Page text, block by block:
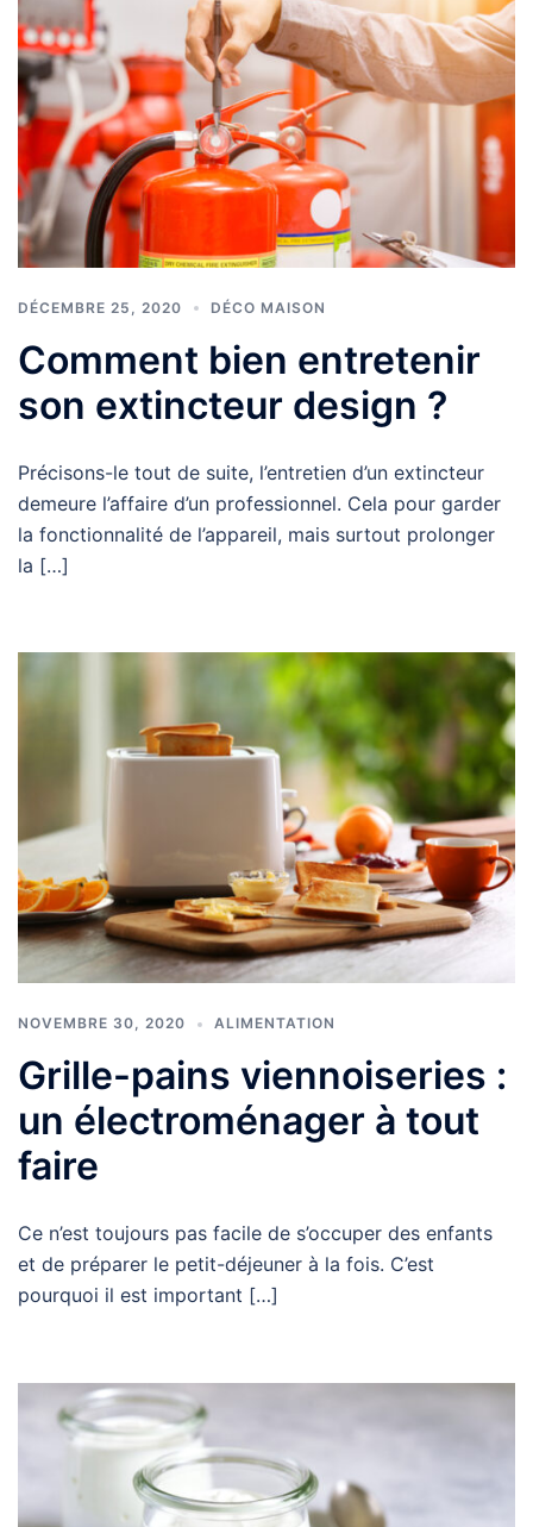
DÉCEMBRE 25, 2020 DÉCO MAISON
Comment bien entretenir
son extincteur design ?
Précisons-le tout de suite, l’entretien d’un extincteur
demeure l’affaire d’un professionnel. Cela pour garder
la fonctionnalité de l’appareil, mais surtout prolonger
la […]
NOVEMBRE 30, 2020 ALIMENTATION
Grille-pains viennoiseries :
un électroménager à tout
faire
Ce n’est toujours pas facile de s’occuper des enfants
et de préparer le petit-déjeuner à la fois. C’est
pourquoi il est important […]